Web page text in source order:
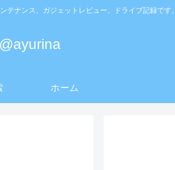
ナンス、ガジェットレビュー、ドライブ記録です。
ホーム